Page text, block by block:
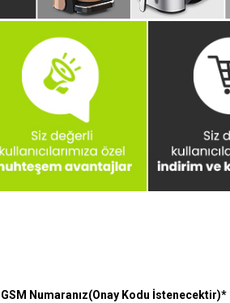
GSM Numaranız(Onay Kodu İstenecektir)*